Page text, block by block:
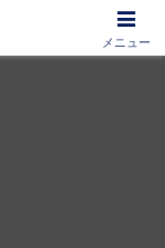
シネマ』
メニュー